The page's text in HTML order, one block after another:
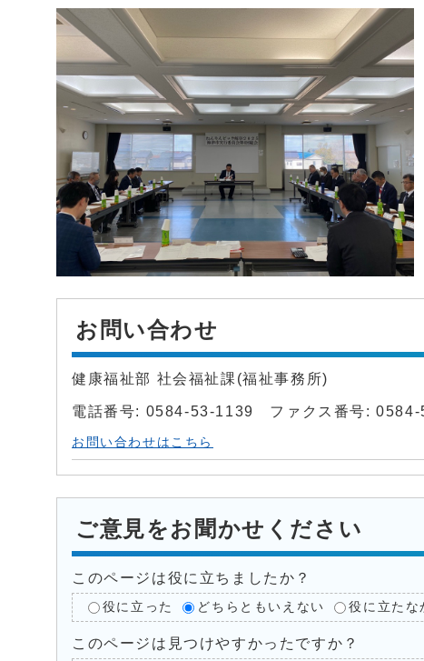
お問い合わせ
健康福祉部 社会福祉課(福祉事務所)
電話番号: 0584-53-1139 ファクス番号: 0584-
お問い合わせはこちら
ご意見をお聞かせください
このページは役に立ちましたか？
役に立った どちらともいえない 役に立たな
このページは見つけやすかったですか？